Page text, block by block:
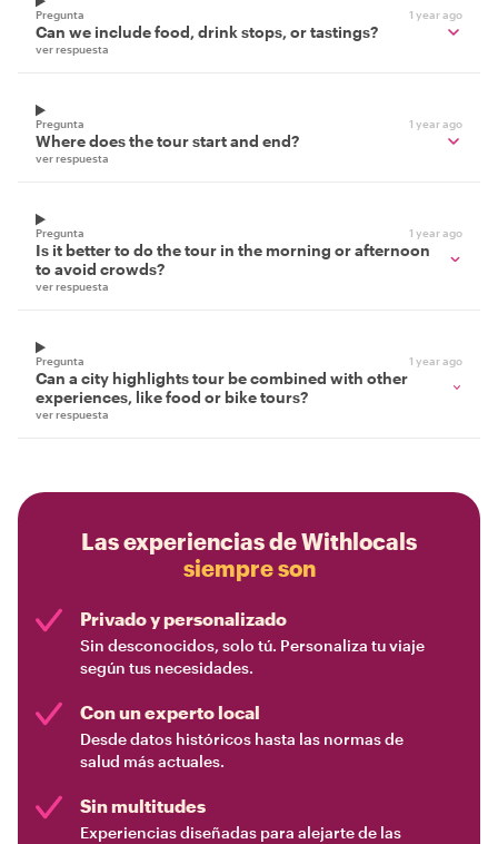
Pregunta 1 year ago
Can we include food, drink stops, or tastings?
ver respuesta
Pregunta 1 year ago
Where does the tour start and end?
ver respuesta
Pregunta 1 year ago
Is it better to do the tour in the morning or afternoon
to avoid crowds?
ver respuesta
Pregunta 1 year ago
Can a city highlights tour be combined with other
experiences, like food or bike tours?
ver respuesta
Las experiencias de Withlocals
siempre son
Privado y personalizado
Sin desconocidos, solo tú. Personaliza tu viaje
según tus necesidades.
Con un experto local
Desde datos históricos hasta las normas de
salud más actuales.
Sin multitudes
Experiencias diseñadas para alejarte de las